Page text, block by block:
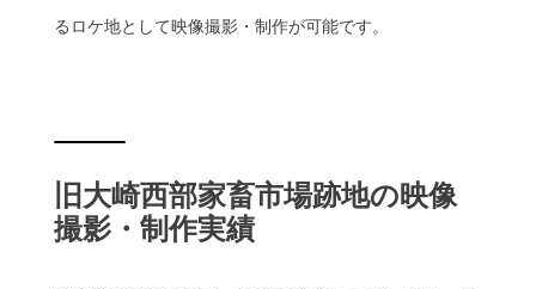
るロケ地として映像撮影・制作が可能です。
旧大崎西部家畜市場跡地の映像
撮影・制作実績